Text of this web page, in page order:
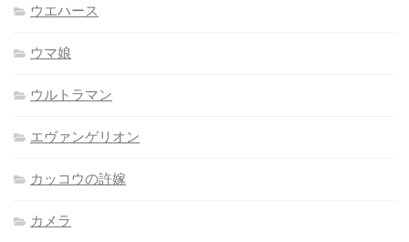
ウエハース
ウマ娘
ウルトラマン
エヴァンゲリオン
カッコウの許嫁
カメラ